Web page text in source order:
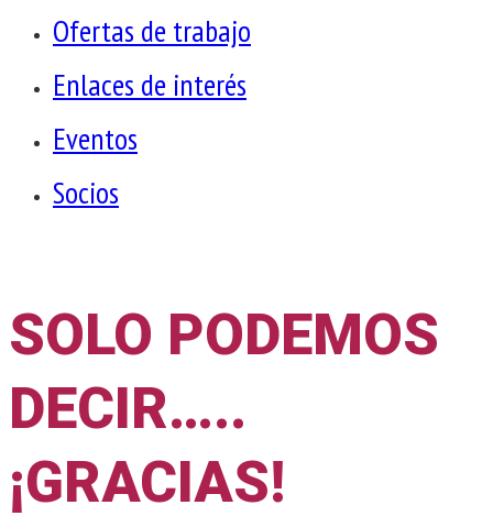
Ofertas de trabajo
Enlaces de interés
Eventos
Socios
SOLO PODEMOS
DECIR…..
¡GRACIAS!